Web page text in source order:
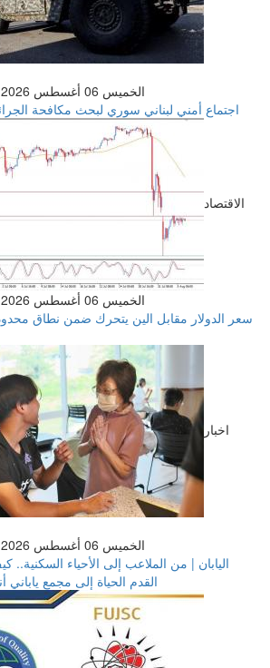
الخميس 06 أغسطس 2026 05:14 صباحاً
اجتماع أمني لبناني سوري لبحث مكافحة
الاقتصاد
الخميس 06 أغسطس 2026 06:37 صباحاً
سعر الدولار مقابل الين يتحرك ضمن نطاق
اخبار
الخميس 06 أغسطس 2026 01:58 صباحاً
اليابان | من الملاعب إلى الأحياء السكنية..
القدم الحياة إلى مجمع ياباني